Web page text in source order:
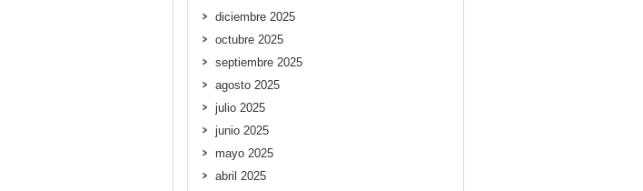
diciembre 2025
octubre 2025
septiembre 2025
agosto 2025
julio 2025
junio 2025
mayo 2025
abril 2025